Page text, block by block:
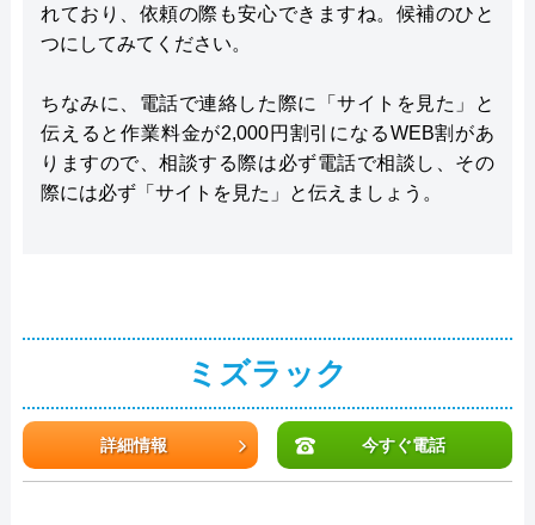
れており、依頼の際も安心できますね。候補のひと
つにしてみてください。
ちなみに、電話で連絡した際に「サイトを見た」と
伝えると作業料金が2,000円割引になるWEB割があ
りますので、相談する際は必ず電話で相談し、その
際には必ず「サイトを見た」と伝えましょう。
ミズラック
詳細情報 今すぐ電話